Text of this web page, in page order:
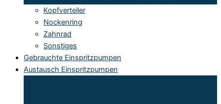
Kopfverteiler
Nockenring
Zahnrad
Sonstiges
Gebrauchte Einspritzpumpen
Austausch Einspritzpumpen